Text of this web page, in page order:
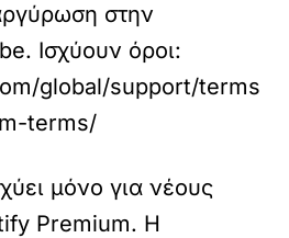
στην
Ισχύουν όροι:
global/support/terms
terms/
μόνο για νέους
Premium. Η